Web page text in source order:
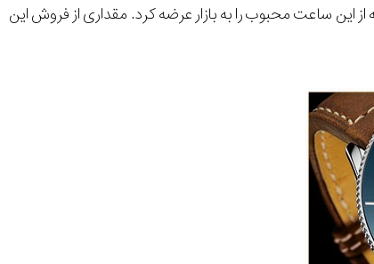
این ساعت محبوب را به بازار عرضه کرد. مقداری از فروش این